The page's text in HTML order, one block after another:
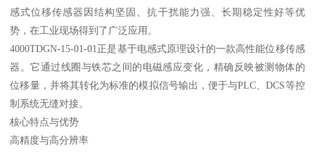
感式位移传感器因结构坚固、抗干扰能力强、长期稳定性好等优
势，在工业现场得到了广泛应用。
4000TDGN-15-01-01正是基于电感式原理设计的一款高性能位移传感
器。它通过线圈与铁芯之间的电磁感应变化，精确反映被测物体的
位移量，并将其转化为标准的模拟信号输出，便于与PLC、DCS等控
制系统无缝对接。
核心特点与优势
高精度与高分辨率